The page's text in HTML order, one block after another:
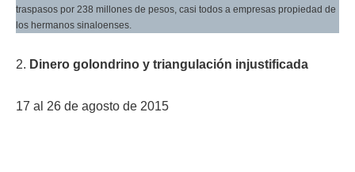
traspasos por 238 millones de pesos, casi todos a empresas propiedad de
los hermanos sinaloenses.
2. Dinero golondrino y triangulación injustificada
17 al 26 de agosto de 2015